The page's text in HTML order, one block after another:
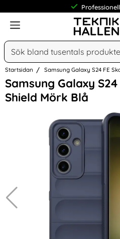
Meny
Sök
Startsidan Samsung Galaxy S24 FE
Samsung Galaxy
Shield Mörk Blå
Hoppa
över
Bilder